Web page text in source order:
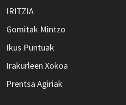
IRITZIA
Gomitak Mintzo
Ikus Puntuak
Irakurleen Xokoa
Prentsa Agiriak